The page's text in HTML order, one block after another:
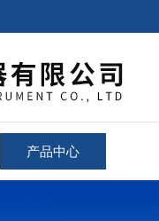
产品中心